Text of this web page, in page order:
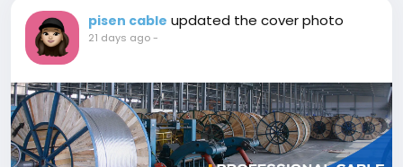
pisen cable updated the cover photo
21 days ago-